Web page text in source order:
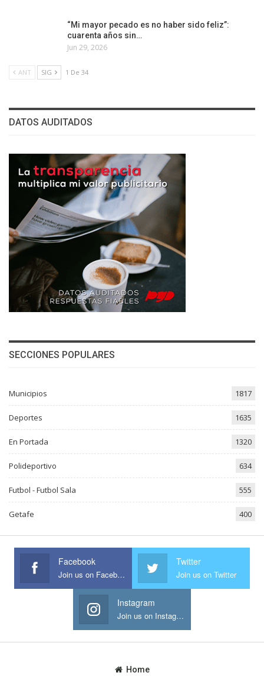
“Mi mayor pecado es no haber sido feliz”:
cuarenta años sin…
Jun 29, 2026
ANT SIG 1 De 34
DATOS AUDITADOS
SECCIONES POPULARES
Municipios 1817
Deportes 1635
En Portada 1320
Polideportivo 634
Futbol - Futbol Sala 555
Getafe 400
Facebook
Join us on Facebook
Twitter
Join us on Twitter
Instagram
Join us on Instagram
Home